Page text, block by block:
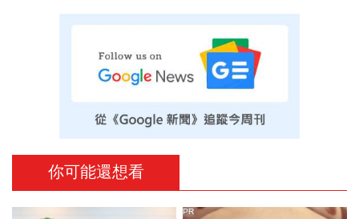
你可能還想看
PR